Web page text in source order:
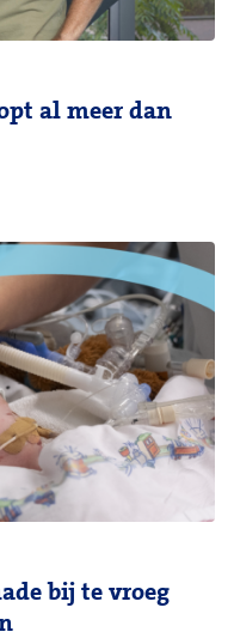
al meer dan
bij te vroeg